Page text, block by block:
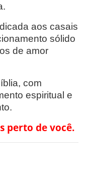
aos casais
sólido
de amor
com
espiritual e
perto de você.